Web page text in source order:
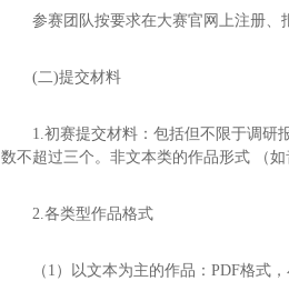
参赛团队按要求在大赛官网上注册、
(二)提交材料
1.初赛提交材料：包括但不限于调研
数不超过三个。非文本类的作品形式 （
2.各类型作品格式
（1）以文本为主的作品：PDF格式